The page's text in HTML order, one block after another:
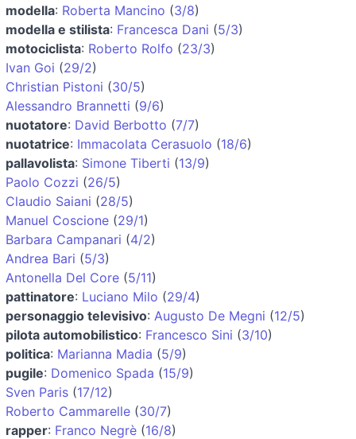
modella: Roberta Mancino (3/8)
modella e stilista: Francesca Dani (5/3)
motociclista: Roberto Rolfo (23/3)
Ivan Goi (29/2)
Christian Pistoni (30/5)
Alessandro Brannetti (9/6)
nuotatore: David Berbotto (7/7)
nuotatrice: Immacolata Cerasuolo (18/6)
pallavolista: Simone Tiberti (13/9)
Paolo Cozzi (26/5)
Claudio Saiani (28/5)
Manuel Coscione (29/1)
Barbara Campanari (4/2)
Andrea Bari (5/3)
Antonella Del Core (5/11)
pattinatore: Luciano Milo (29/4)
personaggio televisivo: Augusto De Megni (12/5)
pilota automobilistico: Francesco Sini (3/10)
politica: Marianna Madia (5/9)
pugile: Domenico Spada (15/9)
Sven Paris (17/12)
Roberto Cammarelle (30/7)
rapper: Franco Negrè (16/8)